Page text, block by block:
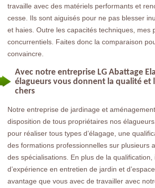
travaille avec des matériels performants et
cesse. Ils sont aiguisés pour ne pas blesser
et haies. Outre les capacités techniques, mes
concurrentiels. Faites donc la comparaison
convaincre.
Avec notre entreprise LG Abattage
élagueurs vous donnent la qualité et
chers
Notre entreprise de jardinage et
disposition de tous propriétaires nos
pour réaliser tous types d’élagage, une
des formations professionnelles sur plusieurs
des spécialisations. En plus de la
d’expérience en entretien de jardin et
avantage que vous avec de travailler avec